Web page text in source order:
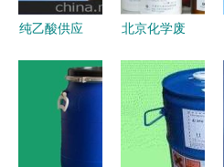
发
纯乙酸供应
场分析 生
物试剂研发
北京化学废
理 过期化
学品回收与
化学试剂科